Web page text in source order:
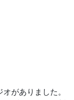
がありました。